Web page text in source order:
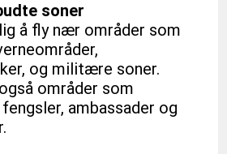
soner
å fly nær områder som
og militære soner.
områder som
ambassader og